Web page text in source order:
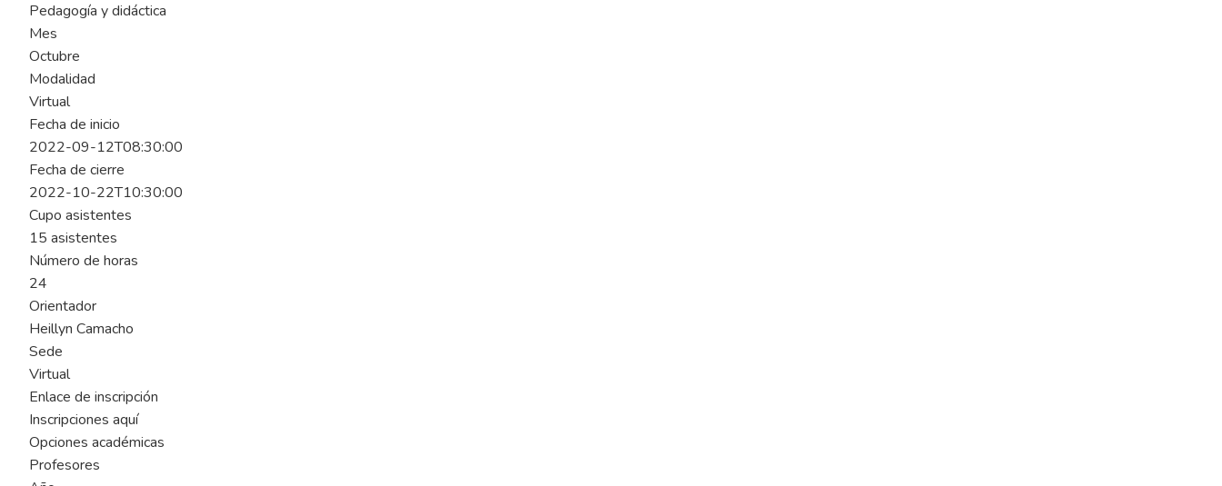
Pedagogía y didáctica
Mes
Octubre
Modalidad
Virtual
Fecha de inicio
2022-09-12T08:30:00
Fecha de cierre
2022-10-22T10:30:00
Cupo asistentes
15 asistentes
Número de horas
24
Orientador
Heillyn Camacho
Sede
Virtual
Enlace de inscripción
Inscripciones aquí
Opciones académicas
Profesores